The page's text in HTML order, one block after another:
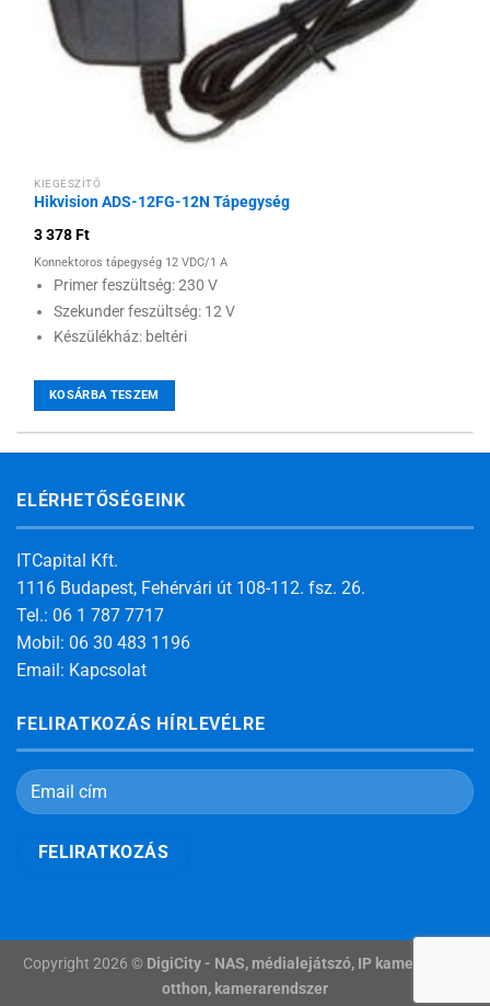
KIEGÉSZÍTŐ
Hikvision ADS-12FG-12N Tápegység
3 378Ft
Konnektoros tápegység 12 VDC/1 A
Primer feszültség: 230 V
Szekunder feszültség: 12 V
Készülékház: beltéri
KOSÁRBA TESZEM
ELÉRHETŐSÉGEINK
ITCapital Kft.
1116 Budapest, Fehérvári út 108-112. fsz. 26.
Tel.: 06 1 787 7717
Mobil: 06 30 483 1196
Email: Kapcsolat
FELIRATKOZÁS HÍRLEVÉLRE
Copyright 2026 © DigiCity - NAS, médialejátszó, IP kamera, okos
otthon, kamerarendszer